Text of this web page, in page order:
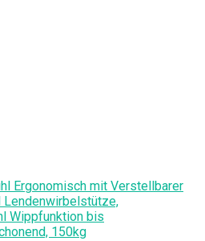
Ergonomisch mit Verstellbarer
Lendenwirbelstütze,
Wippfunktion bis
150kg